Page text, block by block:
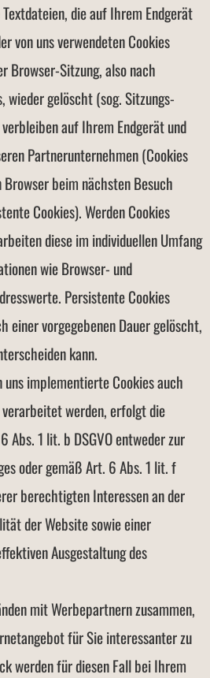
die auf Ihrem Endgerät
von uns verwendeten Cookies
Browser-Sitzung, also nach
wieder gelöscht (sog. Sitzungs-
auf Ihrem Endgerät und
Partnerunternehmen (Cookies
beim nächsten Besuch
Cookies). Werden Cookies
diese im individuellen Umfang
wie Browser- und
Persistente Cookies
einer vorgegebenen Dauer gelöscht,
kann.
implementierte Cookies auch
werden, erfolgt die
Abs. 1 lit. b DSGVO entweder zur
oder gemäß Art. 6 Abs. 1 lit. f
berechtigten Interessen an der
der Website sowie einer
Ausgestaltung des
mit Werbepartnern zusammen,
für Sie interessanter zu
werden für diesen Fall bei Ihrem